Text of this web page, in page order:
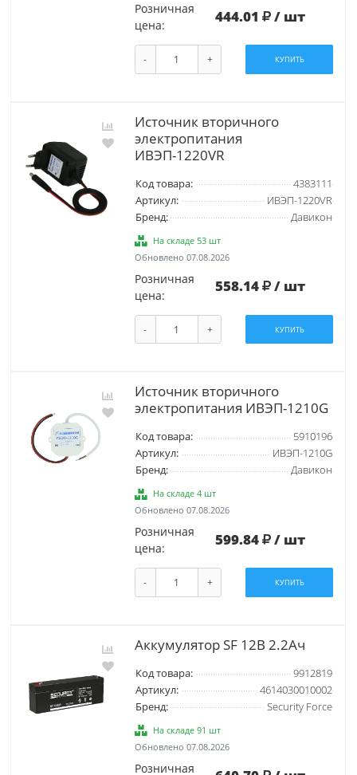
Розничная
цена:
444.01 / шт
- + КУПИТЬ
Источник вторичного
электропитания
ИВЭП-1220VR
Код товара:
4383111
Артикул:
ИВЭП-1220VR
Бренд:
Давикон
На складе 53 шт
Обновлено 07.08.2026
Розничная
цена:
558.14 / шт
- + КУПИТЬ
Источник вторичного
электропитания ИВЭП-1210G
Код товара:
5910196
Артикул:
ИВЭП-1210G
Бренд:
Давикон
На складе 4 шт
Обновлено 07.08.2026
Розничная
цена:
599.84 / шт
- + КУПИТЬ
Аккумулятор SF 12В 2.2Ач
Код товара:
9912819
Артикул:
4614030010002
Бренд:
Security Force
На складе 91 шт
Обновлено 07.08.2026
Розничная